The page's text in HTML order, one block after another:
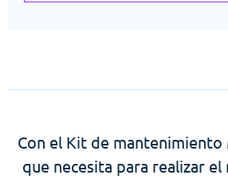
Con el Kit de mantenimiento
que necesita para realizar